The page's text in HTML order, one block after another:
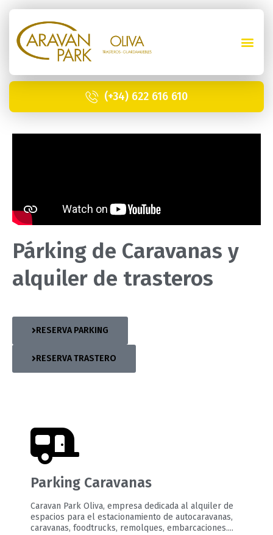
(+34) 622 616 610
Párking de Caravanas y
alquiler de trasteros
RESERVA PARKING
RESERVA TRASTERO
Parking Caravanas
Caravan Park Oliva, empresa dedicada al alquiler de
espacios para el estacionamiento de autocaravanas,
caravanas, foodtrucks, remolques, embarcaciones....